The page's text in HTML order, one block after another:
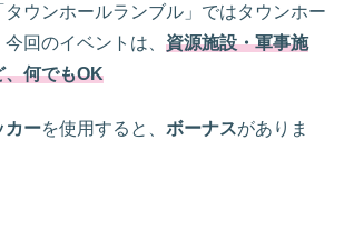
ウンホールランブル」ではタウンホー
回のイベントは、 資源施設・軍事施
、何でもOK
カーを使用すると、 ボーナスがありま